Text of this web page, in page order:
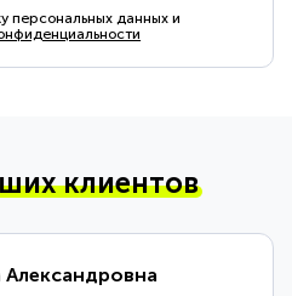
персональных данных и
клиентов